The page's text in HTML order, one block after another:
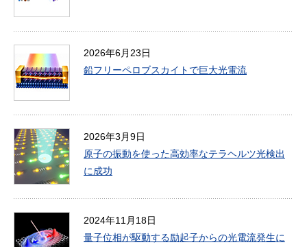
2026年6月23日
鉛フリーペロブスカイトで巨大光電流
2026年3月9日
原子の振動を使った高効率なテラヘルツ光検出
に成功
2024年11月18日
量子位相が駆動する励起子からの光電流発生に